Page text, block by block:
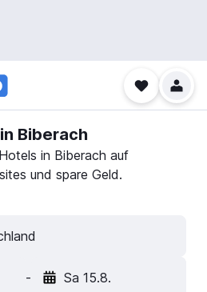
Biberach
in Biberach auf
und spare Geld.
- Sa 15.8.